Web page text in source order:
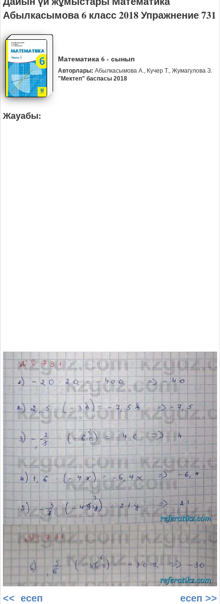
Абылкасымова 6 класс 2018 Упражнение 731
Математика 6 - сынып
Авторлары: Абылкасымова А., Кучер Т., Жумагулова З.
"Мектеп" баспасы 2018
Жауабы:
<< есеп есеп >>